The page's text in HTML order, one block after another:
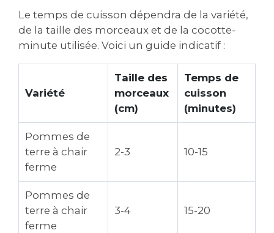
Le temps de cuisson dépendra de la variété,
de la taille des morceaux et de la cocotte-
minute utilisée. Voici un guide indicatif :
Variété
Taille des
morceaux
(cm)
Temps de
cuisson
(minutes)
Pommes de
terre à chair
ferme
2-3 10-15
Pommes de
terre à chair
ferme
3-4 15-20